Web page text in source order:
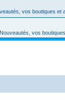
vos boutiques et
Nouveautés, vos